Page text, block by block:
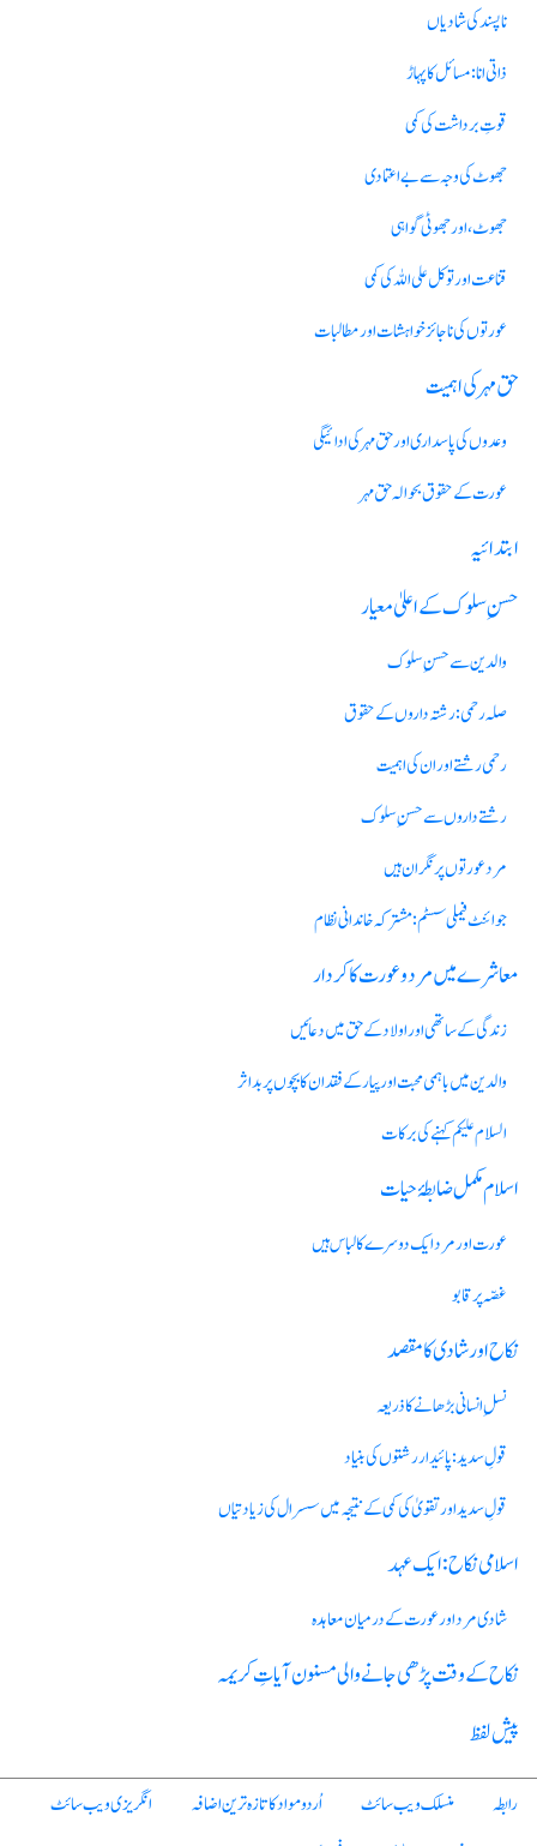
نا پسندکی شادیاں
ذاتی انا: مسائل کا پہاڑ
قوتِ برداشت کی کمی
جھوٹ کی وجہ سےبےاعتمادی
جھوٹ، اور جھوٹی گواہی
قناعت اور توکل علی اللہ کی کمی
عورتوں کی ناجائز خواہشات اور مطالبات
حق مہرکی اہمیت
وعدوں کی پاسداری اور حق مہر کی ادائیگی
عورت کے حقوق بحوالہ حق مہر
ابتدائیہ
حسن ِسلوک کے اعلیٰ معیار
والدین سے حسنِ سلوک
صلہ رحمی :رشتہ داروں کے حقوق
رحمی رشتے اور ان کی اہمیت
رشتے داروں سے حسنِ سلوک
مرد عورتوں پر نگران ہیں
جوائنٹ فیملی سسٹم: مشترکہ خاندانی نظام
معاشرے میں مرد و عورت کا کردار
زندگی کے ساتھی اور اولاد کے حق میں دعائیں
والدین میں باہمی محبت اور پیار کے فقدان کا بچوں پر بد اثر
السلام علیکم کہنےکی برکات
اسلام مکمل ضابطۂ حیات
عورت اور مرد ایک دوسرے کا لباس ہیں
غصّہ پر قابو
نکاح اور شادی کا مقصد
نسلِ انسانی بڑھانے کا ذریعہ
قولِ سدید: پائیدار رشتوں کی بنیاد
قولِ سدید اور تقویٰ کی کمی کے نتیجہ میں سسرال کی زیادتیاں
اسلامی نکاح: ایک عہد
شادی مرد اورعورت کے درمیان معاہدہ
نکاح کے وقت پڑھی جانے والی مسنون آیاتِ کریمہ
پیش لفظ
رابطہ منسلک ویب سائٹ اُردو مواد کا تازہ ترین اضافہ
انگریزی ویب سائٹ